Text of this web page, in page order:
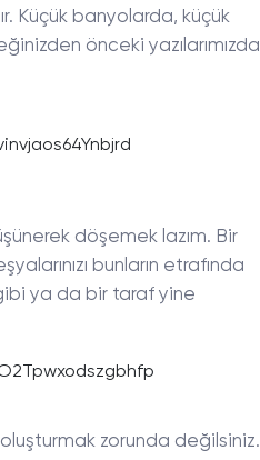
Küçük banyolarda, küçük
önceki yazılarımızda
döşemek lazım. Bir
bunların etrafında
ya da bir taraf yine
zorunda değilsiniz.